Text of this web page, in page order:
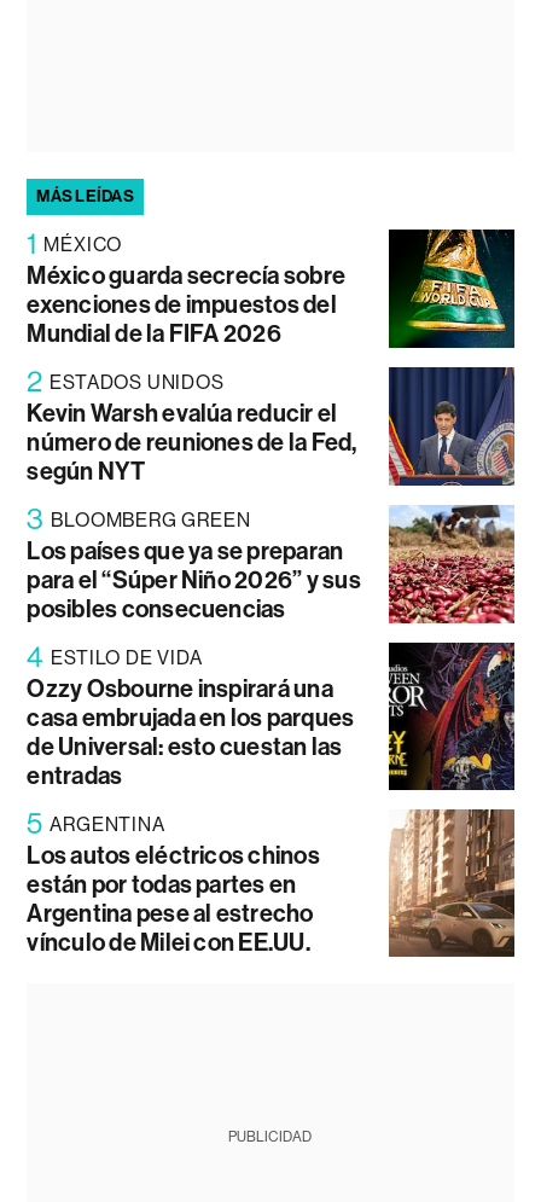
MÁS LEÍDAS
1 MÉXICO
México guarda secrecía sobre
exenciones de impuestos del
Mundial de la FIFA 2026
2 ESTADOS UNIDOS
Kevin Warsh evalúa reducir el
número de reuniones de la Fed,
según NYT
3 BLOOMBERG GREEN
Los países que ya se preparan
para el “Súper Niño 2026” y sus
posibles consecuencias
4 ESTILO DE VIDA
Ozzy Osbourne inspirará una
casa embrujada en los parques
de Universal: esto cuestan las
entradas
5 ARGENTINA
Los autos eléctricos chinos
están por todas partes en
Argentina pese al estrecho
vínculo de Milei con EE.UU.
PUBLICIDAD